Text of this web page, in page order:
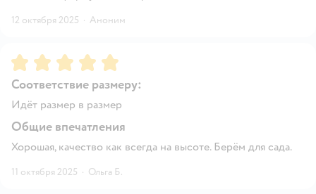
12 октября 2025 · Аноним
Рейтинг:5
Соответствие размеру:
Идёт размер в размер
Общие впечатления
Хорошая, качество как всегда на высоте. Берём для сада.
11 октября 2025 · Ольга Б.